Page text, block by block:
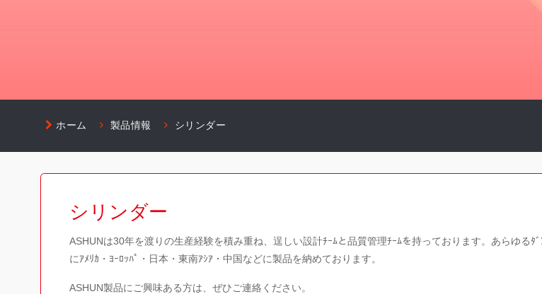
ホーム 製品情報 シリンダー
シリンダー
ASHUNは30年を渡りの生産経験を積み重ね、逞しい設計ﾁｰﾑと品質管理ﾁｰﾑを持っております。あらゆる
にｱﾒﾘｶ・ﾖｰﾛｯﾊﾟ・日本・東南ｱｼｱ・中国などに製品を納めております。
ASHUN製品にご興味ある方は、ぜひご連絡ください。